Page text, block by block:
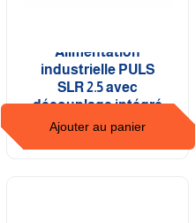
Alimentation
industrielle PULS
SLR 2.5 avec
découplage intégré
Ajouter au panier